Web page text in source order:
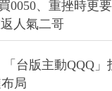
0050、重挫時更
人氣二哥
台版主動QQQ」
局